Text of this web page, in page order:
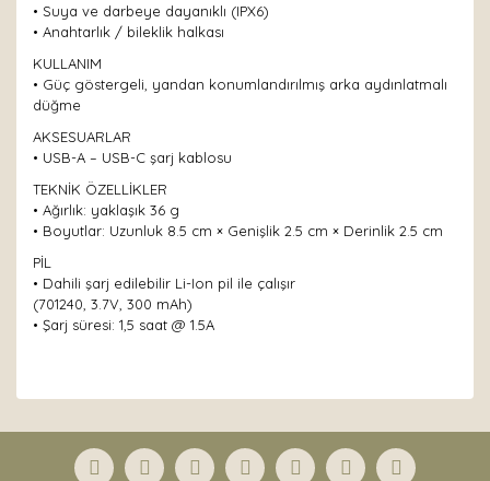
• Suya ve darbeye dayanıklı (IPX6)
• Anahtarlık / bileklik halkası
KULLANIM
• Güç göstergeli, yandan konumlandırılmış arka aydınlatmalı
düğme
AKSESUARLAR
• USB-A – USB-C şarj kablosu
TEKNİK ÖZELLİKLER
• Ağırlık: yaklaşık 36 g
• Boyutlar: Uzunluk 8.5 cm × Genişlik 2.5 cm × Derinlik 2.5 cm
PİL
• Dahili şarj edilebilir Li-Ion pil ile çalışır
(701240, 3.7V, 300 mAh)
• Şarj süresi: 1,5 saat @ 1.5A
formunu kullanarak tarafımıza iletebilirsiniz.
Görüş ve önerileriniz için teşekkür ederiz.